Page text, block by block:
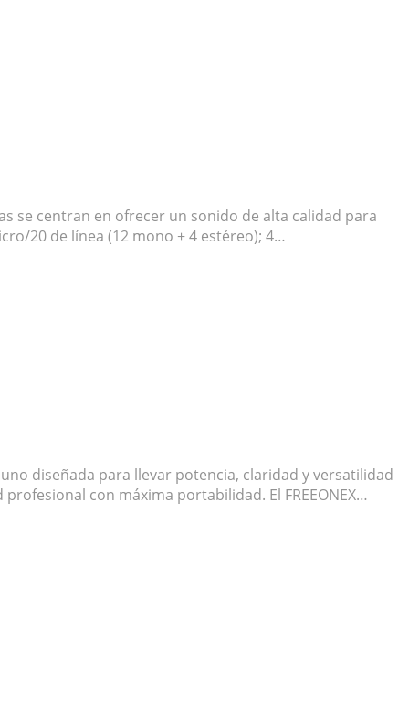
se centran en ofrecer un sonido de alta calidad para
20 de línea (12 mono + 4 estéreo); 4…
diseñada para llevar potencia, claridad y versatilidad
con máxima portabilidad. El FREEONEX…